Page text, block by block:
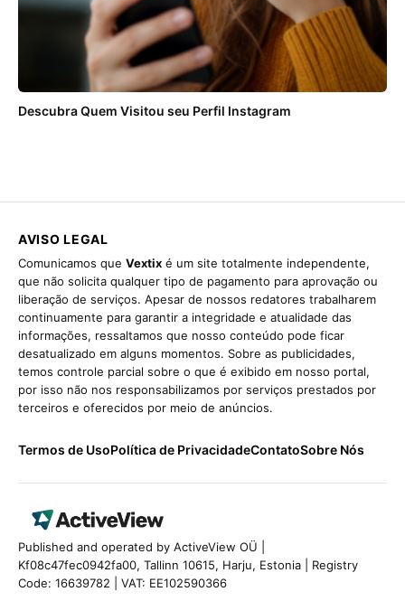
Descubra Quem Visitou seu Perfil Instagram
AVISO LEGAL
Comunicamos que Vextix é um site totalmente independente,
que não solicita qualquer tipo de pagamento para aprovação ou
liberação de serviços. Apesar de nossos redatores trabalharem
continuamente para garantir a integridade e atualidade das
informações, ressaltamos que nosso conteúdo pode ficar
desatualizado em alguns momentos. Sobre as publicidades,
temos controle parcial sobre o que é exibido em nosso portal,
por isso não nos responsabilizamos por serviços prestados por
terceiros e oferecidos por meio de anúncios.
Termos de UsoPolítica de PrivacidadeContatoSobre Nós
Published and operated by ActiveView OÜ |
Kf08c47fec0942fa00, Tallinn 10615, Harju, Estonia | Registry
Code: 16639782 | VAT: EE102590366